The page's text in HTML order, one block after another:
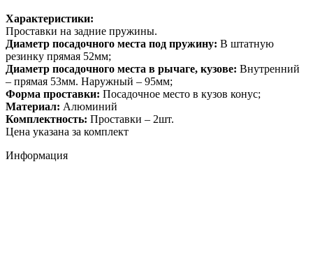
Характеристики:
Проставки на задние пружины.
Диаметр посадочного места под пружину: В штатную
резинку прямая 52мм;
Диаметр посадочного места в рычаге, кузове: Внутренний
– прямая 53мм. Наружный – 95мм;
Форма проставки: Посадочное место в кузов конус;
Материал: Алюминий
Комплектность: Проставки – 2шт.
Цена указана за комплект
Информация